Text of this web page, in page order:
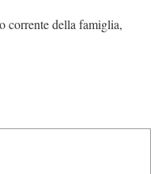
corrente della famiglia,